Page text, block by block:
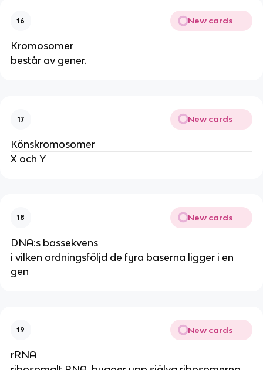
16 New cards
Kromosomer
består av gener.
17 New cards
Könskromosomer
X och Y
18 New cards
DNA:s bassekvens
i vilken ordningsföljd de fyra baserna ligger i en
gen
19 New cards
rRNA